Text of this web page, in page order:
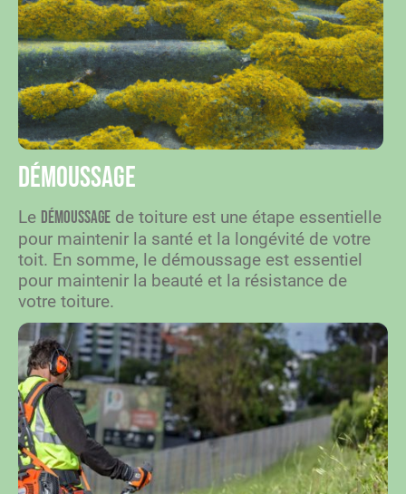
Démoussage
Le démoussage de toiture est une étape essentielle
pour maintenir la santé et la longévité de votre
toit. En somme, le démoussage est essentiel
pour maintenir la beauté et la résistance de
votre toiture.